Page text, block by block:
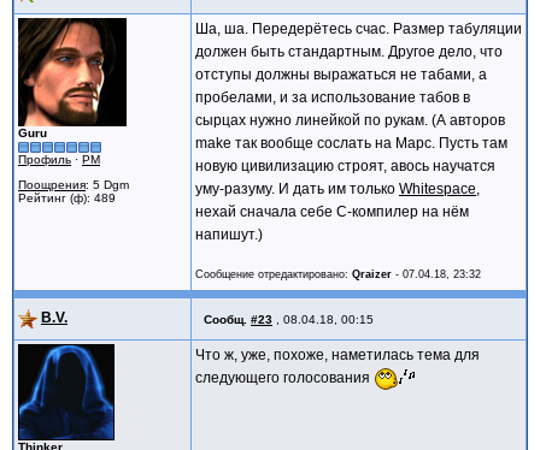
Guru
Профиль · PM
Поощрения: 5 Dgm
Рейтинг (ф): 489
Ша, ша. Передерётесь счас. Размер табуляции
должен быть стандартным. Другое дело, что
отступы должны выражаться не табами, а
пробелами, и за использование табов в
сырцах нужно линейкой по рукам. (А авторов
make так вообще сослать на Марс. Пусть там
новую цивилизацию строят, авось научатся
уму-разуму. И дать им только Whitespace,
нехай сначала себе C-компилер на нём
напишут.)
Сообщение отредактировано: Qraizer - 07.04.18, 23:32
B.V. Сообщ. #23 08.04.18, 00:15
Thinker
Что ж, уже, похоже, наметилась тема для
следующего голосования